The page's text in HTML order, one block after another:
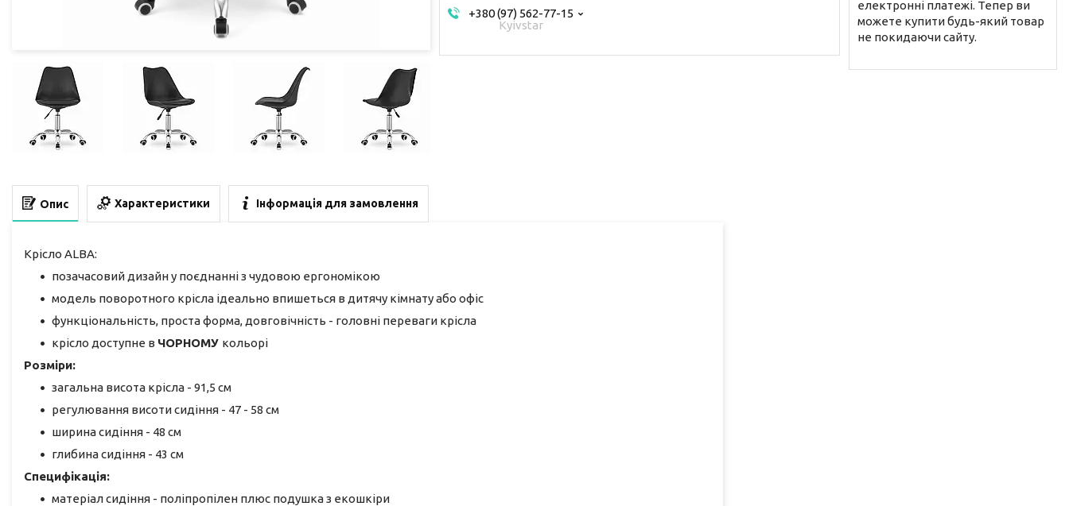
+380 (97) 562-77-15
Kyivstar
електронні платежі. Тепер ви
можете купити будь-який товар
не покидаючи сайту.
Опис Характеристики Інформація для замовлення
Крісло ALBA:
позачасовий дизайн у поєднанні з чудовою ергономікою
модель поворотного крісла ідеально впишеться в дитячу кімнату або офіс
функціональність, проста форма, довговічність - головні переваги крісла
крісло доступне в ЧОРНОМУ кольорі
Розміри:
загальна висота крісла - 91,5 см
регулювання висоти сидіння - 47 - 58 см
ширина сидіння - 48 см
глибина сидіння - 43 см
Специфікація:
матеріал сидіння - поліпропілен плюс подушка з екошкіри